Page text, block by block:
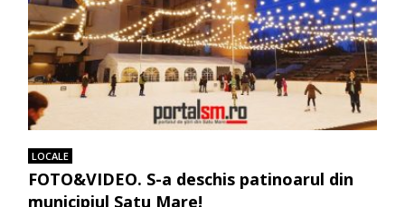
LOCALE
FOTO&VIDEO. S-a deschis patinoarul din
municipiul Satu Mare!